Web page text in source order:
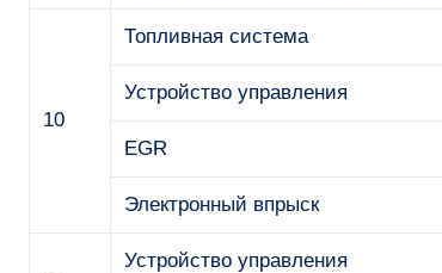
10
Топливная система
Устройство управления
EGR
Электронный впрыск
Устройство управления